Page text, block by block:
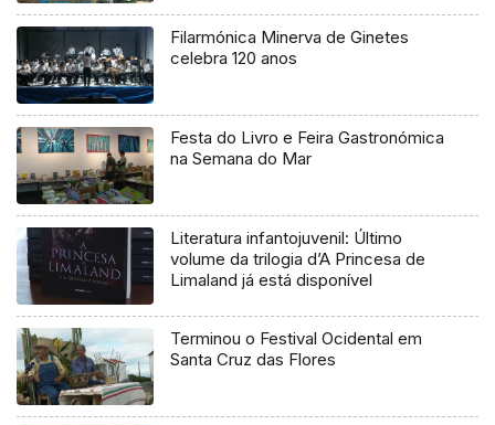
Filarmónica Minerva de Ginetes
celebra 120 anos
Festa do Livro e Feira Gastronómica
na Semana do Mar
Literatura infantojuvenil: Último
volume da trilogia d’A Princesa de
Limaland já está disponível
Terminou o Festival Ocidental em
Santa Cruz das Flores